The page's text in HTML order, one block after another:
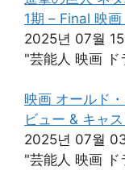
1期 – Final 映画
2025년 07월
"芸能人 映画 ド
映画 オールド
ビュー & キャス
2025년 07월
"芸能人 映画 ド